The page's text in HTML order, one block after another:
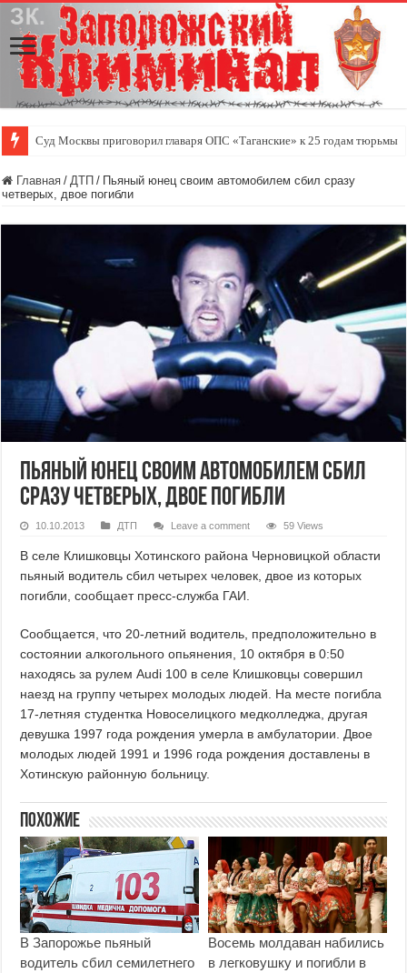
Суд Москвы приговорил главаря ОПС «Таганские» к 25 годам тюрьмы
Главная / ДТП / Пьяный юнец своим автомобилем сбил сразу
четверых, двое погибли
Пьяный юнец своим автомобилем сбил
сразу четверых, двое погибли
10.10.2013 ДТП Leave a comment 59 Views
В селе Клишковцы Хотинского района Черновицкой области
пьяный водитель сбил четырех человек, двое из которых
погибли, сообщает пресс-служба ГАИ.
Сообщается, что 20-летний водитель, предположительно в
состоянии алкогольного опьянения, 10 октября в 0:50
находясь за рулем Audi 100 в селе Клишковцы совершил
наезд на группу четырех молодых людей. На месте погибла
17-летняя студентка Новоселицкого медколледжа, другая
девушка 1997 года рождения умерла в амбулатории. Двое
молодых людей 1991 и 1996 года рождения доставлены в
Хотинскую районную больницу.
Похожие
В Запорожье пьяный
водитель сбил семилетнего
Восемь молдаван набились
в легковушку и погибли в